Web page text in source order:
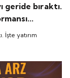
bıraktı.
İşte yatırım